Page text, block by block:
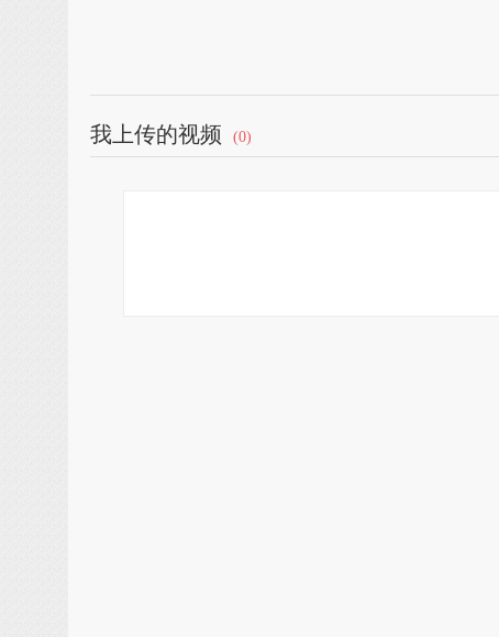
我上传的视频 (0)